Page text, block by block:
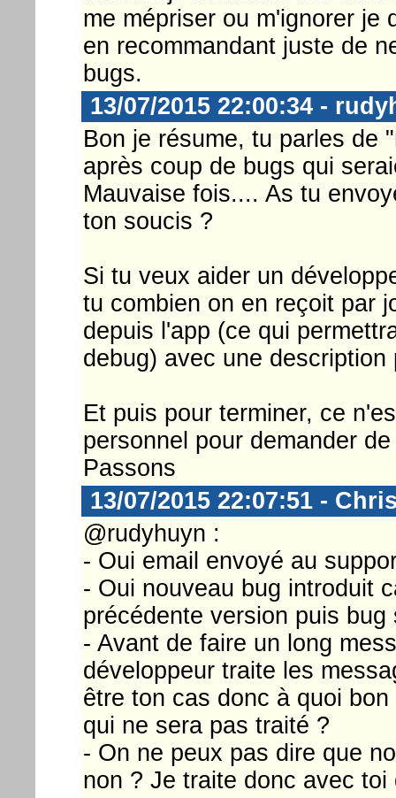
me mépriser ou m'ignorer je
en recommandant juste de
bugs.
13/07/2015 22:00:34 -
Bon je résume, tu parles de
après coup de bugs qui
Mauvaise fois.... As tu
ton soucis ?
Si tu veux aider un
tu combien on en reçoit par
depuis l'app (ce qui
debug) avec une
Et puis pour terminer, ce
personnel pour demander
Passons
13/07/2015 22:07:51 -
@rudyhuyn :
- Oui email envoyé au
- Oui nouveau bug introduit
précédente version puis
- Avant de faire un long
développeur traite les
être ton cas donc à quoi
qui ne sera pas traité ?
- On ne peux pas dire que
non ? Je traite donc avec